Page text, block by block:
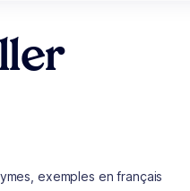
exemples en français